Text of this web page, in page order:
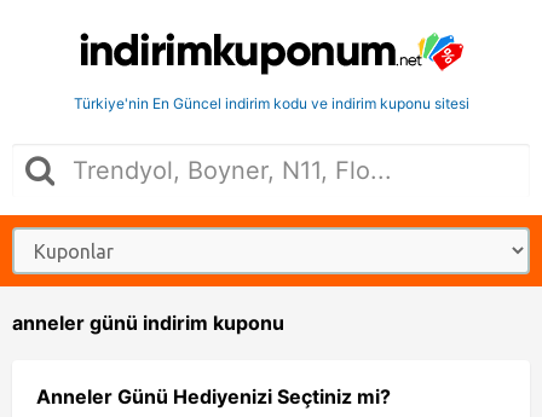
Türkiye'nin En Güncel indirim kodu ve indirim kuponu sitesi
anneler günü indirim kuponu
Anneler Günü Hediyenizi Seçtiniz mi?